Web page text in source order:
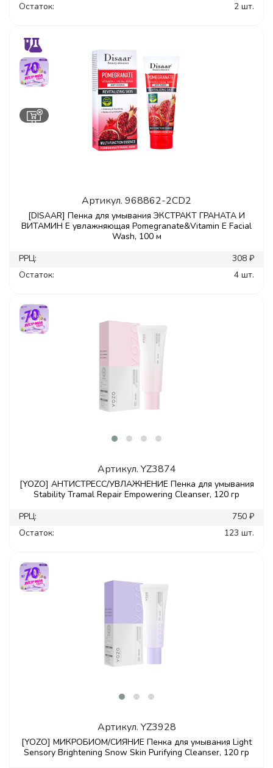
Остаток:
2 шт.
Артикул. 968862-2CD2
[DISAAR] Пенка для умывания ЭКСТРАКТ ГРАНАТА И
ВИТАМИН Е увлажняющая Pomegranate&Vitamin E Facial
Wash, 100 м
РРЦ:
308 ₽
Остаток:
4 шт.
Артикул. YZ3874
[YOZO] АНТИСТРЕСС/УВЛАЖНЕНИЕ Пенка для умывания
Stability Tramal Repair Empowering Cleanser, 120 гр
РРЦ:
750 ₽
Остаток:
123 шт.
Артикул. YZ3928
[YOZO] МИКРОБИОМ/СИЯНИЕ Пенка для умывания Light
Sensory Brightening Snow Skin Purifying Cleanser, 120 гр